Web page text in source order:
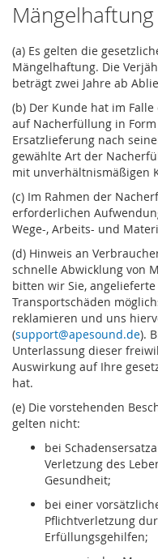
(a) Es gelten die
Mängelhaftung. Die
beträgt zwei Jahre ab
(b) Der Kunde hat im
auf Nacherfüllung in
Ersatzlieferung nach
gewählte Art der
mit unverhältnismäßigen
(c) Im Rahmen der
erforderlichen
Wege-, Arbeits- und
(d) Hinweis an
schnelle Abwicklung von
bitten wir Sie,
Transportschäden
reklamieren und uns
(support@apesound.de).
Unterlassung dieser
Auswirkung auf Ihre
hat.
(e) Die vorstehenden
gelten nicht:
bei
Verletzung des
Gesundheit;
bei einer
Pflichtverletzung
Erfüllungsgehilfen;